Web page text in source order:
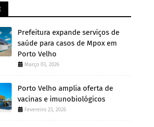
Prefeitura expande serviços de
saúde para casos de Mpox em
Porto Velho
Março 03, 2026
Porto Velho amplia oferta de
vacinas e imunobiológicos
Fevereiro 23, 2026